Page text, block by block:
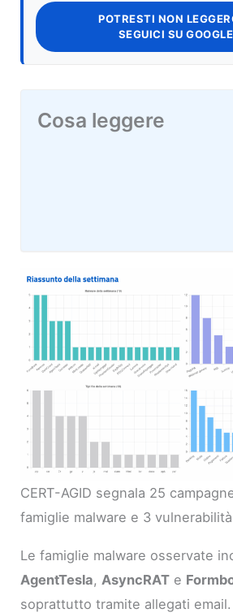
POTRESTI NON
SEGUICI SU
Cosa leggere
CERT-AGID segnala 25
famiglie malware e 3
Le famiglie malware osservate
AgentTesla, AsyncRAT e
soprattutto tramite allegati email.